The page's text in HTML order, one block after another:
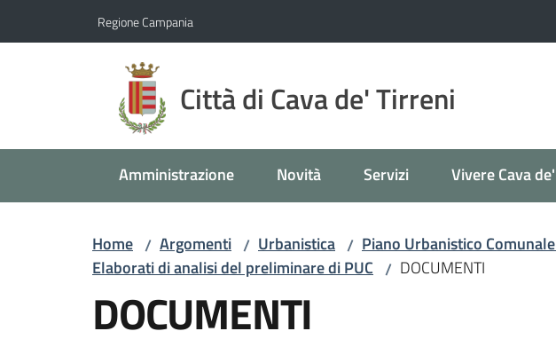
Regione Campania
Città di Cava de' Tirreni
Amministrazione Novità Servizi Vivere Cava
Home / Argomenti / Urbanistica / Piano Urbanistico
Elaborati di analisi del preliminare di PUC / DOCUMENTI
DOCUMENTI